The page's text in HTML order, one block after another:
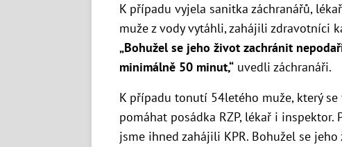
K případu vyjela sanitka záchranářů,
muže z vody vytáhli, zahájili zdravotníci
„Bohužel se jeho život zachránit
minimálně 50 minut,“ uvedli záchranáři.
K případu tonutí 54letého muže, který
pomáhat posádka RZP, lékař i inspektor.
jsme ihned zahájili KPR. Bohužel se